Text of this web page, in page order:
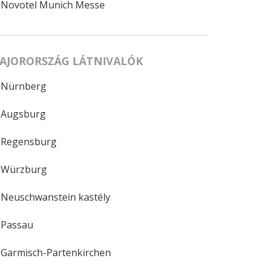
Novotel Munich Messe
LÁTNIVALÓK
Nürnberg
Augsburg
Regensburg
Würzburg
Neuschwanstein kastély
Passau
Garmisch-Partenkirchen